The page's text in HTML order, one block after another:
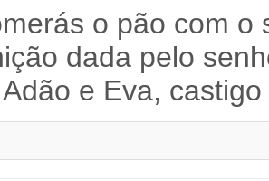
o pão com o
dada pelo
e Eva,